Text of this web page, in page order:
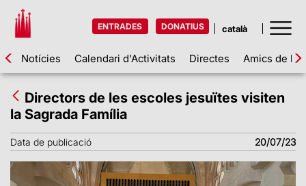
ENTRADES DONATIUS
Notícies Calendari d'Activitats Directes Amics de la
Directors de les escoles jesuïtes visiten
la Sagrada Família
Data de publicació 20/07/23